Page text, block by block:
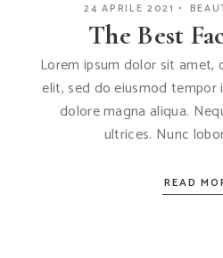
24 APRILE 2021
The Best
Lorem ipsum dolor sit amet,
elit, sed do eiusmod
dolore magna aliqua.
ultrices. Nunc
READ